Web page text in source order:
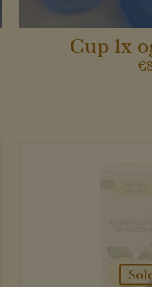
Cup 1x
€